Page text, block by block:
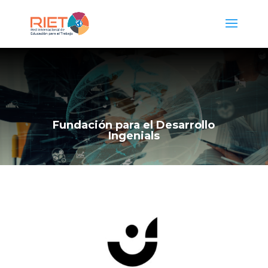
Fundación para el Desarrollo
Ingenials